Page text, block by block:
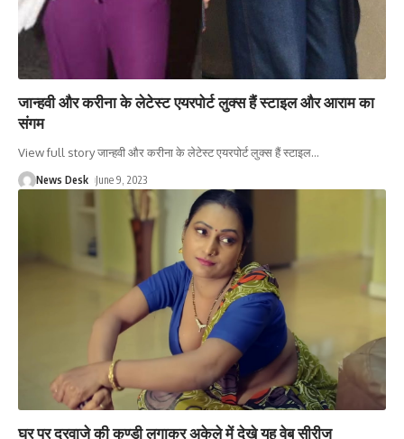
जान्हवी और करीना के लेटेस्ट एयरपोर्ट लुक्स हैं स्टाइल और आराम का
संगम
View full story जान्हवी और करीना के लेटेस्ट एयरपोर्ट लुक्स हैं स्टाइल…
News Desk June 9, 2023
घर पर दरवाजे की कुण्डी लगाकर अकेले में देखे यह वेब सीरीज